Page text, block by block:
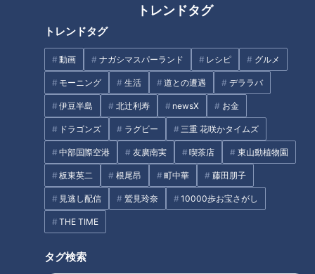
トレンドタグ
トレンドタグ
動画 ナガシマスパーランド レシピ グルメ
モーニング 生活 道との遭遇 デララバ
伊豆半島 北辻利寿 newsX お金
ドラゴンズ ラグビー 三重 花咲かタイムズ
中部国際空港 友廣南実 喫茶店 東山動植物園
板東英二 根尾昂 町中華 藤田朋子
見逃し配信 鷲見玲奈 10000歩お宝さがし
THE TIME
タグ検索
えひえ祭り！大注目の「冷やし
麺」特集！【花咲かタイムズ】
ケース！サムソナイト・ミンタ
生活 エンタメ ショッピング
オススメ関連コンテンツ
絶品のどら焼き！明治創業の栗